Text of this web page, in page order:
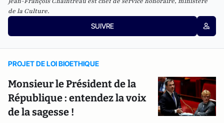
de la Culture.
SUIVRE
PROJET DE LOI BIOETHIQUE
Monsieur le Président de la
République : entendez la voix
de la sagesse !